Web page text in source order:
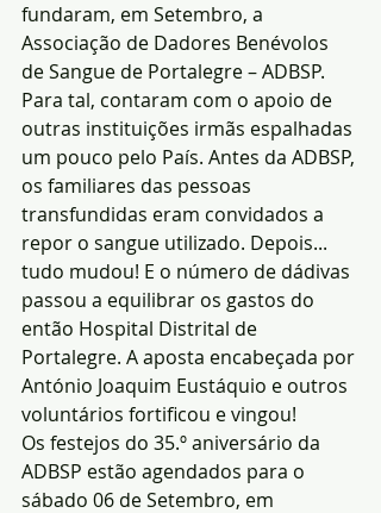
fundaram, em Setembro, a
Associação de Dadores Benévolos
de Sangue de Portalegre – ADBSP.
Para tal, contaram com o apoio de
outras instituições irmãs espalhadas
um pouco pelo País. Antes da ADBSP,
os familiares das pessoas
transfundidas eram convidados a
repor o sangue utilizado. Depois...
tudo mudou! E o número de dádivas
passou a equilibrar os gastos do
então Hospital Distrital de
Portalegre. A aposta encabeçada por
António Joaquim Eustáquio e outros
voluntários fortificou e vingou!
Os festejos do 35.º aniversário da
ADBSP estão agendados para o
sábado 06 de Setembro, em